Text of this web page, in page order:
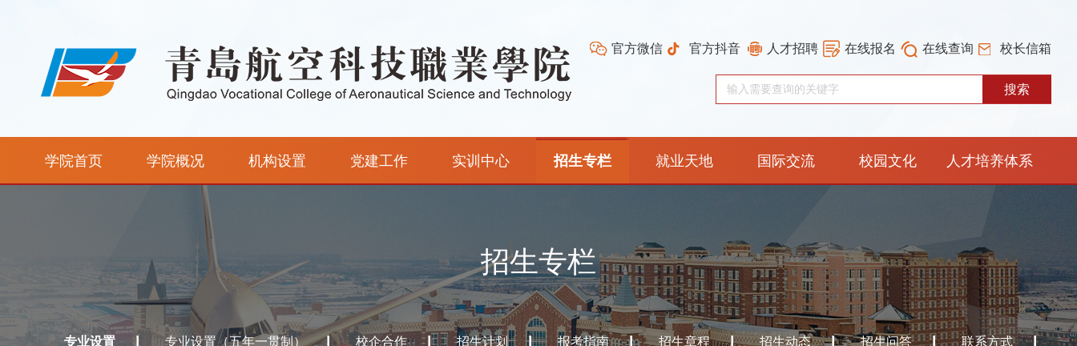
校长信箱
在线查询
在线报名
人才招聘
官方抖音
官方微信
学院首页 学院概况 机构设置 党建工作 实训中心 招生专栏 就业天地 国际交流 校园文化 人才培养体系
招生专栏
专业设置 专业设置（五年一贯制） 校企合作 招生计划 报考指南 招生章程 招生动态 招生问答
联系方式